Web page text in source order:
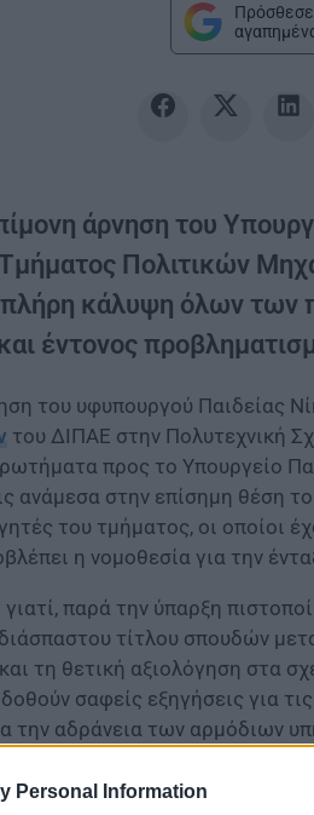
Personal Information
άρνηση του
Τμήματος Πολιτικών
κάλυψη όλων των
έντονος
του υφυπουργού Παιδείας
του ΔΙΠΑΕ στην Πολυτεχνική
προς το Υπουργείο
ανάμεσα στην επίσημη θέση
του τμήματος, οι οποίοι
η νομοθεσία για την
παρά την ύπαρξη
τίτλου σπουδών
τη θετική αξιολόγηση στα
σαφείς εξηγήσεις για
την αδράνεια των αρμόδιων